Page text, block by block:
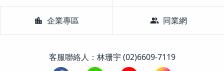
location_city 企業專區 group 同業網
客服聯絡人：林珊宇 (02)6609-7119